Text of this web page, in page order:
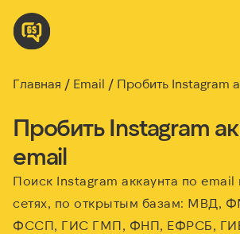
Главная Email Пробить Instagram
Пробить Instagram
email
Поиск Instagram аккаунта по
сетях, по открытым базам: МВД,
ФССП, ГИС ГМП, ФНП, ЕФРСБ,